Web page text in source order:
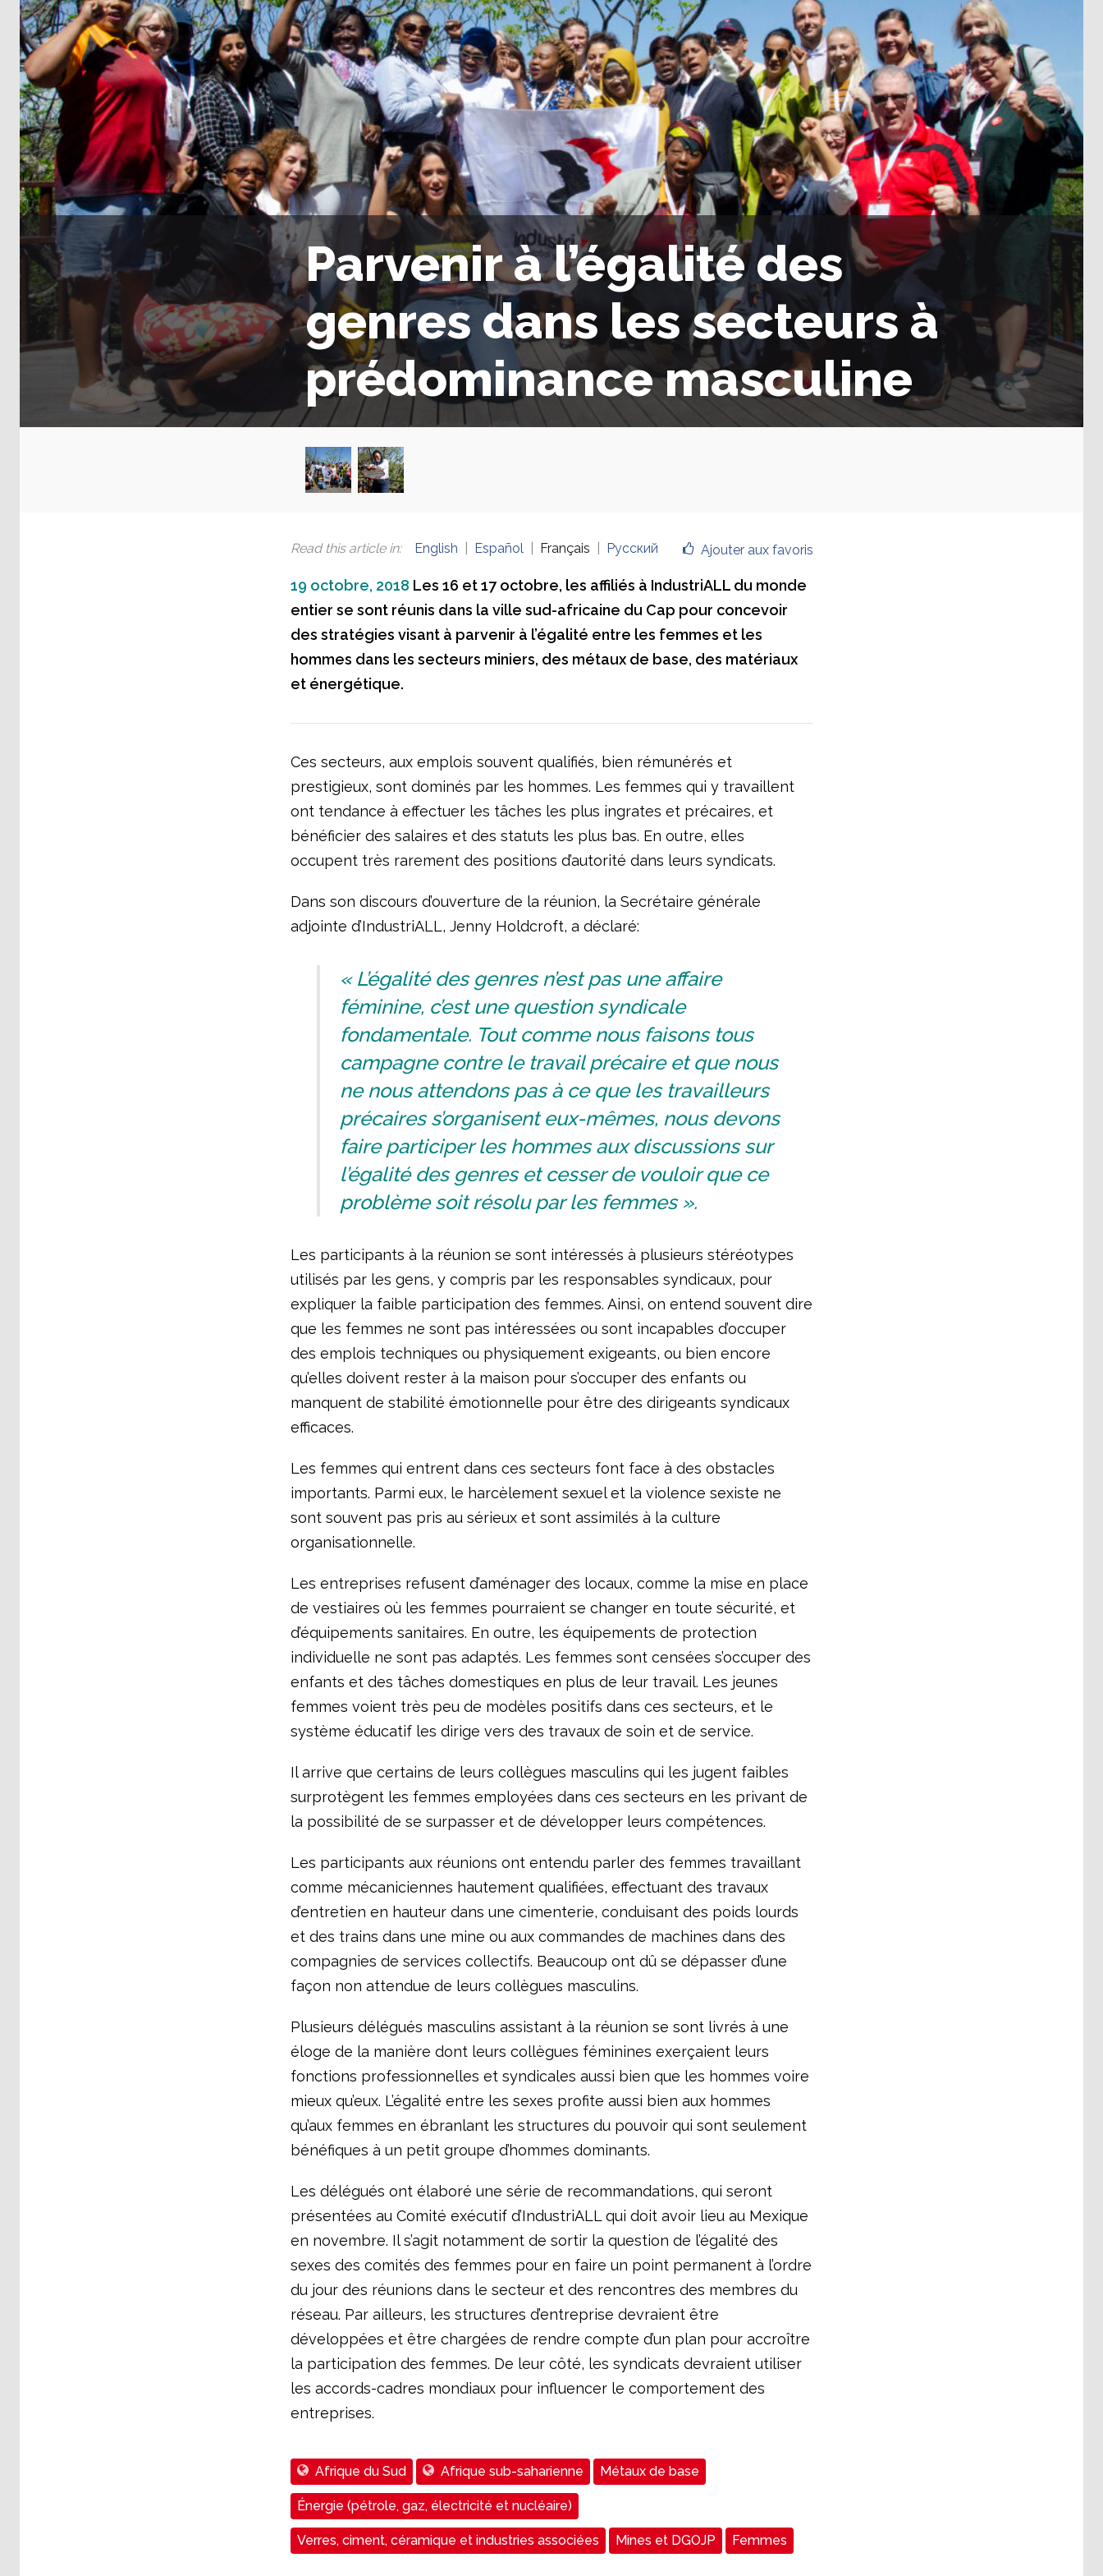
Parvenir à l’égalité des
genres dans les secteurs à
prédominance masculine
Ajouter aux favoris
Read this article in: English Español Français Русский
19 octobre, 2018 Les 16 et 17 octobre, les affiliés à IndustriALL du monde
entier se sont réunis dans la ville sud-africaine du Cap pour concevoir
des stratégies visant à parvenir à l’égalité entre les femmes et les
hommes dans les secteurs miniers, des métaux de base, des matériaux
et énergétique.
Ces secteurs, aux emplois souvent qualifiés, bien rémunérés et
prestigieux, sont dominés par les hommes. Les femmes qui y travaillent
ont tendance à effectuer les tâches les plus ingrates et précaires, et
bénéficier des salaires et des statuts les plus bas. En outre, elles
occupent très rarement des positions d’autorité dans leurs syndicats.
Dans son discours d’ouverture de la réunion, la Secrétaire générale
adjointe d’IndustriALL, Jenny Holdcroft, a déclaré:
« L’égalité des genres n’est pas une affaire
féminine, c’est une question syndicale
fondamentale. Tout comme nous faisons tous
campagne contre le travail précaire et que nous
ne nous attendons pas à ce que les travailleurs
précaires s’organisent eux-mêmes, nous devons
faire participer les hommes aux discussions sur
l’égalité des genres et cesser de vouloir que ce
problème soit résolu par les femmes ».
Les participants à la réunion se sont intéressés à plusieurs stéréotypes
utilisés par les gens, y compris par les responsables syndicaux, pour
expliquer la faible participation des femmes. Ainsi, on entend souvent dire
que les femmes ne sont pas intéressées ou sont incapables d’occuper
des emplois techniques ou physiquement exigeants, ou bien encore
qu’elles doivent rester à la maison pour s’occuper des enfants ou
manquent de stabilité émotionnelle pour être des dirigeants syndicaux
efficaces.
Les femmes qui entrent dans ces secteurs font face à des obstacles
importants. Parmi eux, le harcèlement sexuel et la violence sexiste ne
sont souvent pas pris au sérieux et sont assimilés à la culture
organisationnelle.
Les entreprises refusent d’aménager des locaux, comme la mise en place
de vestiaires où les femmes pourraient se changer en toute sécurité, et
d’équipements sanitaires. En outre, les équipements de protection
individuelle ne sont pas adaptés. Les femmes sont censées s’occuper des
enfants et des tâches domestiques en plus de leur travail. Les jeunes
femmes voient très peu de modèles positifs dans ces secteurs, et le
système éducatif les dirige vers des travaux de soin et de service.
Il arrive que certains de leurs collègues masculins qui les jugent faibles
surprotègent les femmes employées dans ces secteurs en les privant de
la possibilité de se surpasser et de développer leurs compétences.
Les participants aux réunions ont entendu parler des femmes travaillant
comme mécaniciennes hautement qualifiées, effectuant des travaux
d’entretien en hauteur dans une cimenterie, conduisant des poids lourds
et des trains dans une mine ou aux commandes de machines dans des
compagnies de services collectifs. Beaucoup ont dû se dépasser d’une
façon non attendue de leurs collègues masculins.
Plusieurs délégués masculins assistant à la réunion se sont livrés à une
éloge de la manière dont leurs collègues féminines exerçaient leurs
fonctions professionnelles et syndicales aussi bien que les hommes voire
mieux qu’eux. L’égalité entre les sexes profite aussi bien aux hommes
qu’aux femmes en ébranlant les structures du pouvoir qui sont seulement
bénéfiques à un petit groupe d’hommes dominants.
Les délégués ont élaboré une série de recommandations, qui seront
présentées au Comité exécutif d’IndustriALL qui doit avoir lieu au Mexique
en novembre. Il s’agit notamment de sortir la question de l’égalité des
sexes des comités des femmes pour en faire un point permanent à l’ordre
du jour des réunions dans le secteur et des rencontres des membres du
réseau. Par ailleurs, les structures d’entreprise devraient être
développées et être chargées de rendre compte d’un plan pour accroître
la participation des femmes. De leur côté, les syndicats devraient utiliser
les accords-cadres mondiaux pour influencer le comportement des
entreprises.
Afrique du Sud Afrique sub-saharienne Métaux de base
Énergie (pétrole, gaz, électricité et nucléaire)
Verres, ciment, céramique et industries associées Mines et DGOJP Femmes